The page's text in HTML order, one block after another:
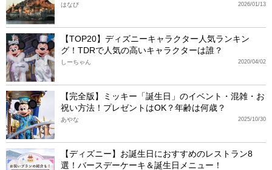
2026/01/13
はなび
【TOP20】ディズニーキャラクター人気ランキン
グ！TDRで人気の高いキャラクターは誰？
2020/04/02
しーちゃん
【完全版】ミッキー「誕生日」のイベント・混雑・お
祝い方法！プレゼントはOK？年齢は何歳？
2025/10/30
あやな
【ディズニー】お誕生日におすすめのレストラン8
選！バースデーケーキ＆誕生日メニュー！